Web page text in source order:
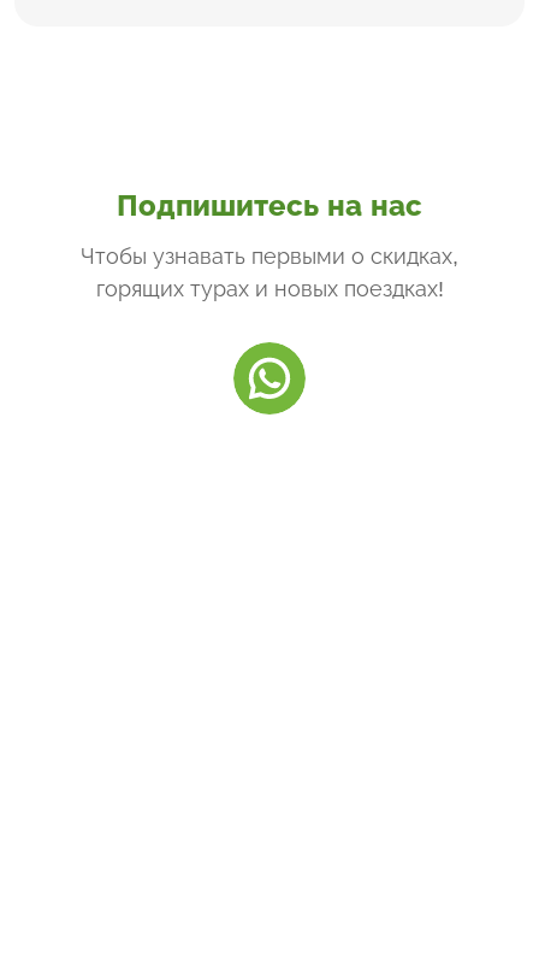
Подпишитесь на нас
Чтобы узнавать первыми о скидках,
горящих турах и новых поездках!